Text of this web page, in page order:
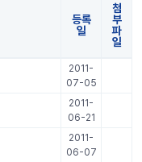
등록
일
첨
부
파
일
2011-
07-05
2011-
06-21
2011-
06-07